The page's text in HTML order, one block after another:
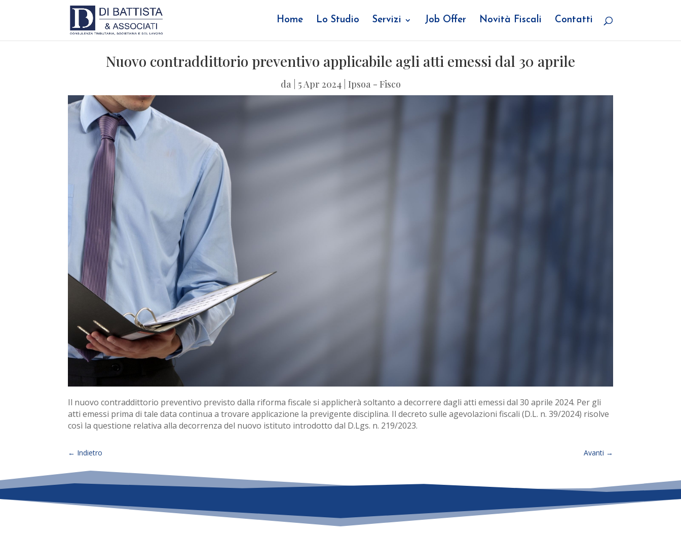
Home Lo Studio Servizi Job Offer Novità Fiscali Contatti
Nuovo contraddittorio preventivo applicabile agli atti emessi dal 30 aprile
da 5 Apr 2024| Ipsoa - Fisco
Il nuovo contraddittorio preventivo previsto dalla riforma fiscale si applicherà soltanto a decorrere dagli atti emessi dal 30 aprile 2024. Per gli
atti emessi prima di tale data continua a trovare applicazione la previgente disciplina. Il decreto sulle agevolazioni fiscali (D.L. n. 39/2024) risolve
così la questione relativa alla decorrenza del nuovo istituto introdotto dal D.Lgs. n. 219/2023.
← Indietro Avanti →